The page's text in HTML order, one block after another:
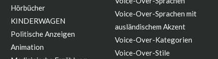
Hörbücher
KINDERWAGEN
Politische Anzeigen
Animation
Voice-Over-Sprachen mit
ausländischem Akzent
Voice-Over-Kategorien
Voice-Over-Stile